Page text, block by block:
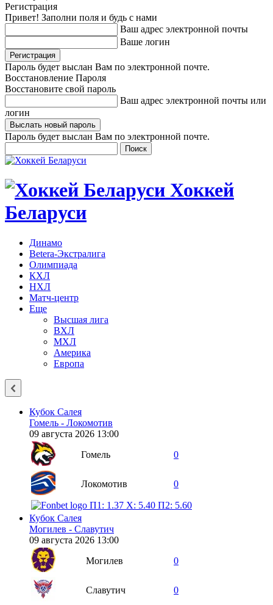
Регистрация
Привет! Заполни поля и будь с нами
Ваш адрес электронной почты
Ваше логин
Пароль будет выслан Вам по электронной почте.
Восстановление Пароля
Восстановите свой пароль
Ваш адрес электронной почты или
логин
Пароль будет выслан Вам по электронной почте.
Хоккей
Беларуси
Динамо
Betera-Экстралига
Олимпиада
КХЛ
НХЛ
Матч-центр
Еще
Высшая лига
ВХЛ
МХЛ
Америка
Европа
Кубок Салея
Гомель - Локомотив
09 августа 2026 13:00
Гомель
0
Локомотив 0
П1: 1.37 X: 5.40 П2: 5.60
Кубок Салея
Могилев - Славутич
09 августа 2026 13:00
Могилев
0
Славутич 0